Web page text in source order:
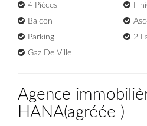
4 Pièces
Balcon
Parking
2
Gaz De Ville
Agence
HANA(agréée )